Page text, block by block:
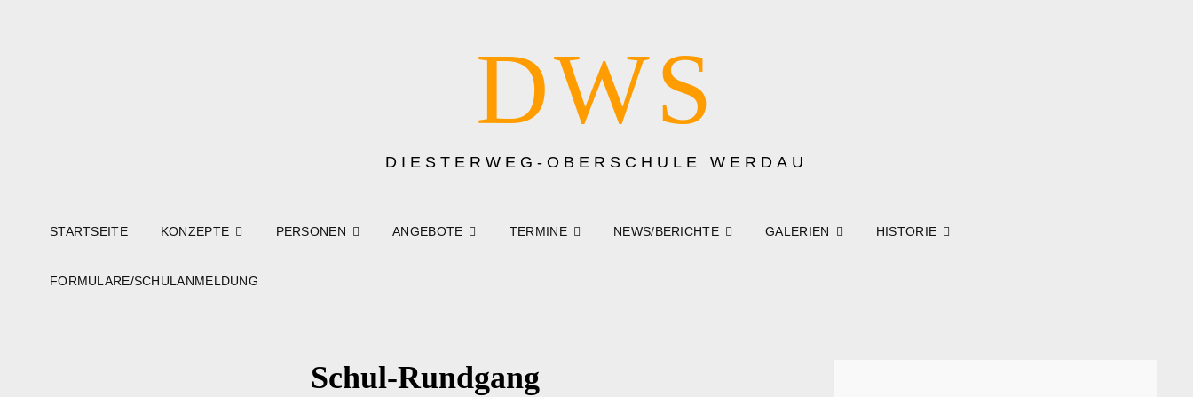
DWS
DIESTERWEG-OBERSCHULE WERDAU
STARTSEITE KONZEPTE PERSONEN ANGEBOTE TERMINE NEWS/BERICHTE GALERIEN HISTORIE
FORMULARE/SCHULANMELDUNG
Schul-Rundgang